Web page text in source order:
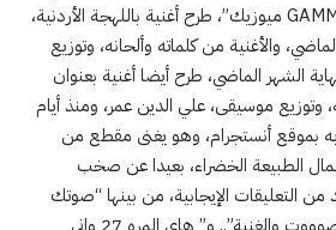
الماضي إلى نجوم شركة “GAMMA ميوزيك”، طرح أغنية باللهجة الأردنية،
والأغنية من كلماته وألحانه، وتوزيع
الشهر الماضي، طرح أيضا أغنية بعنوان
وتوزيع موسيقى، علي الدين عمر، ومنذ أيام
بموقع أنستجرام، وهو يغنى مقطع من
الطبيعة الخضراء، بعيدا عن صخب
من التعليقات الإيجابية، من بينها “صوتك
أمان يا طارق”.. و”غراااام الصوووت والغنية”.. و” هاي المره 27 واني